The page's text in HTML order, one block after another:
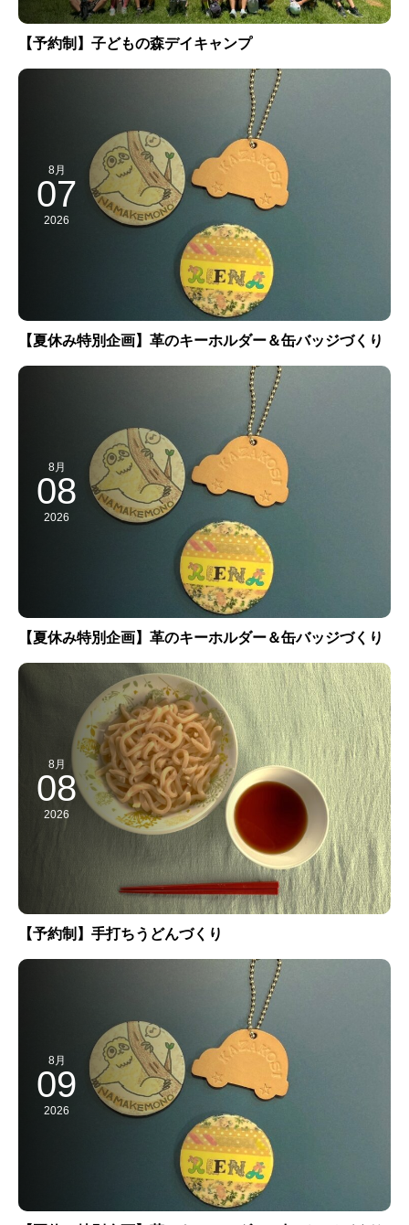
【予約制】子どもの森デイキャンプ
8月
07
2026
【夏休み特別企画】革のキーホルダー＆缶バッジづくり
8月
08
2026
【夏休み特別企画】革のキーホルダー＆缶バッジづくり
8月
08
2026
【予約制】手打ちうどんづくり
8月
09
2026